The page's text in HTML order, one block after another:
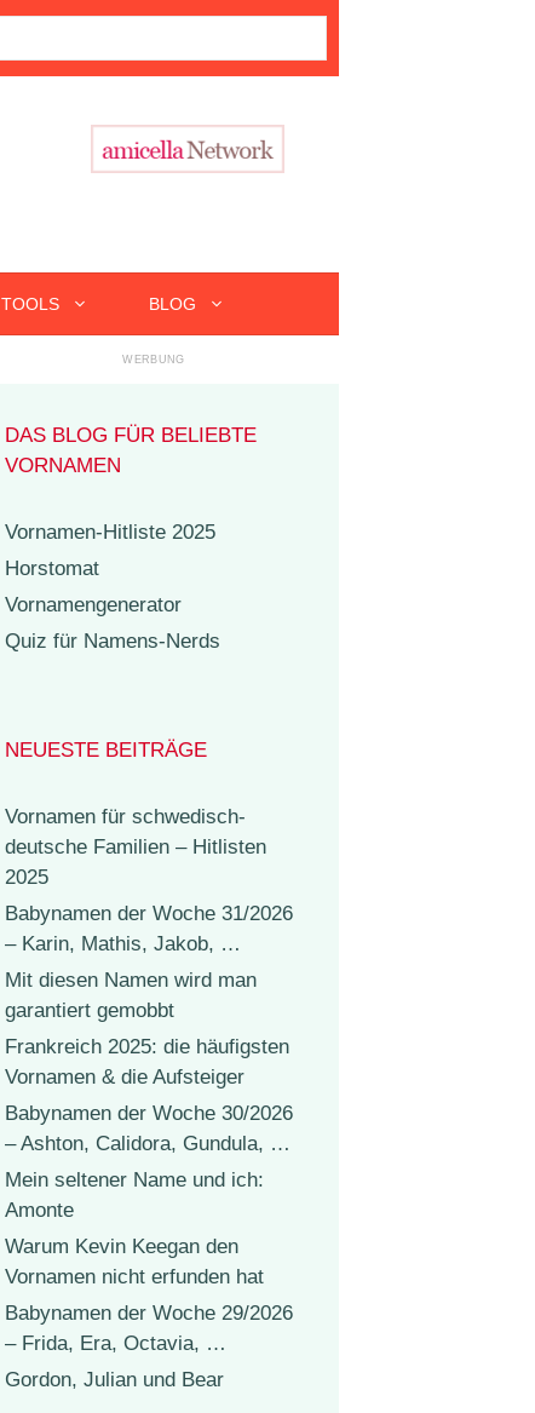
TOOLS BLOG
DAS BLOG FÜR BELIEBTE
VORNAMEN
Vornamen-Hitliste 2025
Horstomat
Vornamengenerator
Quiz für Namens-Nerds
NEUESTE BEITRÄGE
Vornamen für schwedisch-
deutsche Familien – Hitlisten
2025
Babynamen der Woche 31/2026
– Karin, Mathis, Jakob, …
Mit diesen Namen wird man
garantiert gemobbt
Frankreich 2025: die häufigsten
Vornamen & die Aufsteiger
Babynamen der Woche 30/2026
– Ashton, Calidora, Gundula, …
Mein seltener Name und ich:
Amonte
Warum Kevin Keegan den
Vornamen nicht erfunden hat
Babynamen der Woche 29/2026
– Frida, Era, Octavia, …
Gordon, Julian und Bear